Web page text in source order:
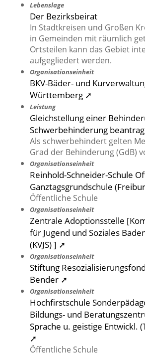
Lebenslage
Der Bezirksbeirat
In Stadtkreisen und Großen
in Gemeinden mit räumlich
Ortsteilen kann das Gebiet
aufgegliedert werden.
Organisationseinheit
BKV-Bäder- und
Württemberg ➚
Leistung
Gleichstellung einer
Schwerbehinderung
Als schwerbehindert gelten
Grad der Behinderung (GdB)
Organisationseinheit
Reinhold-Schneider-Schule
Ganztagsgrundschule
Öffentliche Schule
Organisationseinheit
Zentrale Adoptionsstelle
für Jugend und Soziales
(KVJS) ] ➚
Organisationseinheit
Stiftung
Bender ➚
Organisationseinheit
Hochfirstschule
Bildungs- und
Sprache u. geistige Entwickl.
➚
Öffentliche Schule